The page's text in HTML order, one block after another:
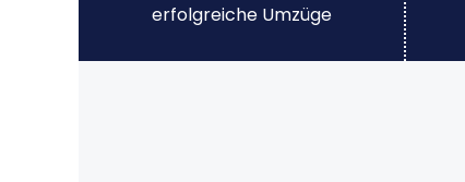
erfolgreiche Umzüge